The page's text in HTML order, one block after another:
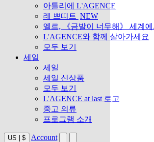
아틀리에 L'AGENCE
레 쁘띠트 NEW
엘르, 《금발이 너무해》 세계에
L'AGENCE와 함께 살아가세요
모두 보기
세일
세일
세일 신상품
모두 보기
L'AGENCE at last 로고
중고 의류
프로그램 소개
US $ Account